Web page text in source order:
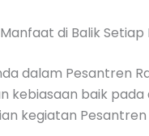
di Balik Setiap
dalam Pesantren
kebiasaan baik
kegiatan Pesantren